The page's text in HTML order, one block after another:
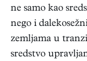
ne samo kao
nego i
zemljama u
sredstvo